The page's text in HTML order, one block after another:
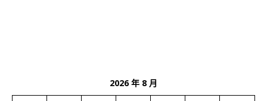
2026 年 8 月